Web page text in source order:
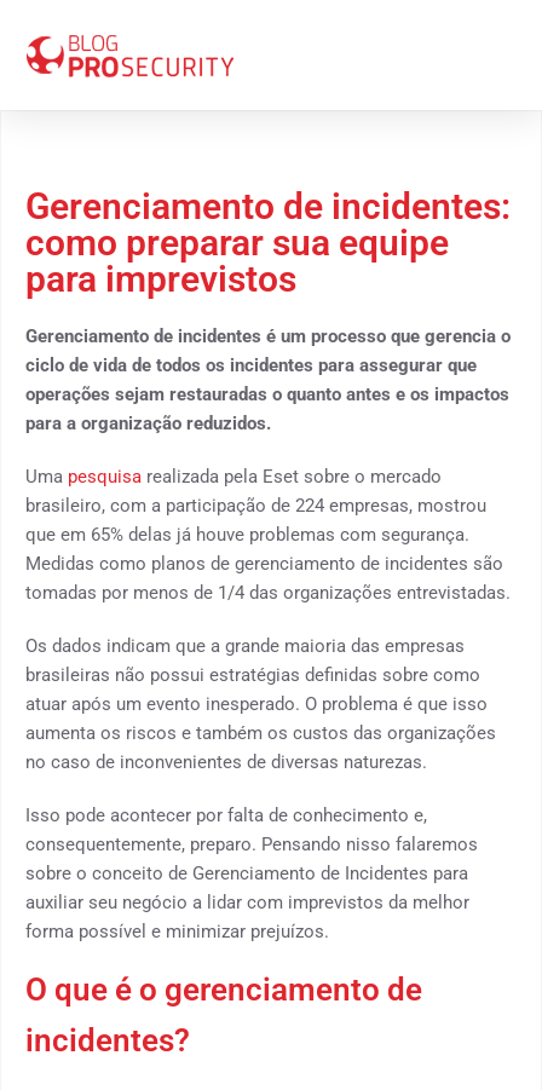
Gerenciamento de incidentes:
como preparar sua equipe
para imprevistos
Gerenciamento de incidentes é um processo que gerencia o
ciclo de vida de todos os incidentes para assegurar que
operações sejam restauradas o quanto antes e os impactos
para a organização reduzidos.
Uma pesquisa realizada pela Eset sobre o mercado
brasileiro, com a participação de 224 empresas, mostrou
que em 65% delas já houve problemas com segurança.
Medidas como planos de gerenciamento de incidentes são
tomadas por menos de 1/4 das organizações entrevistadas.
Os dados indicam que a grande maioria das empresas
brasileiras não possui estratégias definidas sobre como
atuar após um evento inesperado. O problema é que isso
aumenta os riscos e também os custos das organizações
no caso de inconvenientes de diversas naturezas.
Isso pode acontecer por falta de conhecimento e,
consequentemente, preparo. Pensando nisso falaremos
sobre o conceito de Gerenciamento de Incidentes para
auxiliar seu negócio a lidar com imprevistos da melhor
forma possível e minimizar prejuízos.
O que é o gerenciamento de
incidentes?